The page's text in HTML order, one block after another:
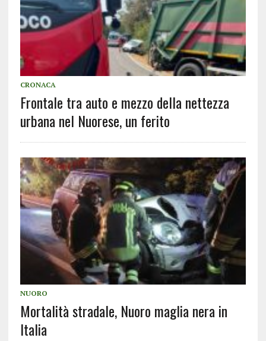
CRONACA
Frontale tra auto e mezzo della nettezza
urbana nel Nuorese, un ferito
NUORO
Mortalità stradale, Nuoro maglia nera in
Italia